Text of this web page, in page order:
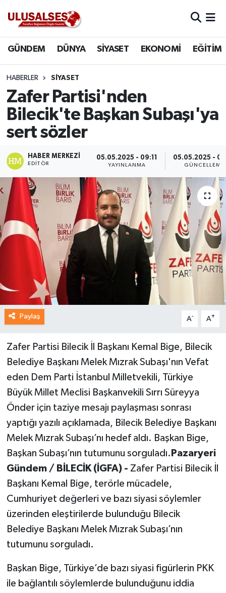
GÜNDEM DÜNYA SİYASET EKONOMİ EĞİTİM
HABERLER SİYASET
Zafer Partisi'nden
Bilecik'te Başkan Subaşı'ya
sert sözler
HABER MERKEZI
EDITÖR
05.05.2025 - 09:11
YAYINLANMA
05.05.2025 -
GÜNCELLEME
Paylaş A- A+
Zafer Partisi Bilecik İl Başkanı Kemal Bige, Bilecik
Belediye Başkanı Melek Mızrak Subaşı'nın Vefat
eden Dem Parti İstanbul Milletvekili, Türkiye
Büyük Millet Meclisi Başkanvekili Sırrı Süreyya
Önder için taziye mesajı paylaşması sonrası
yaptığı yazılı açıklamada, Bilecik Belediye Başkanı
Melek Mızrak Subaşı’nı hedef aldı. Başkan Bige,
Başkan Subaşı’nın tutumunu sorguladı. Pazaryeri
Gündem / BİLECİK (İGFA) - Zafer Partisi Bilecik İl
Başkanı Kemal Bige, terörle mücadele,
Cumhuriyet değerleri ve bazı siyasi söylemler
üzerinden eleştirilerde bulunduğu Bilecik
Belediye Başkanı Melek Mızrak Subaşı’nın
tutumunu sorguladı.
Başkan Bige, Türkiye’de bazı siyasi figürlerin PKK
ile bağlantılı söylemlerde bulunduğunu iddia
DÜNYA
SİYASET
EKONOMİ
SAĞLIK
MAGAZİN
SPOR
Trafik Durumu
Süper Lig Puan Durumu ve Fikstür
Tüm Manşetler
Haber Arşivi